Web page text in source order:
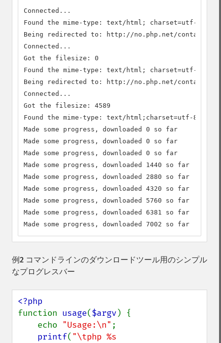
Connected...
Found the mime-type: text/html; charset=utf-8
Being redirected to: http://no.php.net/contact
Connected...
Got the filesize: 0
Found the mime-type: text/html; charset=utf-8
Being redirected to: http://no.php.net/contact.php
Connected...
Got the filesize: 4589
Found the mime-type: text/html;charset=utf-8
Made some progress, downloaded 0 so far
Made some progress, downloaded 0 so far
Made some progress, downloaded 0 so far
Made some progress, downloaded 1440 so far
Made some progress, downloaded 2880 so far
Made some progress, downloaded 4320 so far
Made some progress, downloaded 5760 so far
Made some progress, downloaded 6381 so far
Made some progress, downloaded 7002 so far
例2 コマンドラインのダウンロードツール用のシンプル
なプログレスバー
function usage($argv) {
    echo
"Usage:\n" ;
printf( "\tphp %s